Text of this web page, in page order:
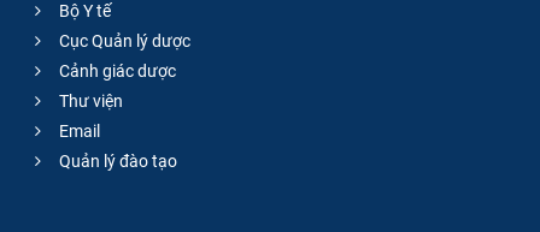
Bộ Y tế
Cục Quản lý dược
Cảnh giác dược
Thư viện
Email
Quản lý đào tạo